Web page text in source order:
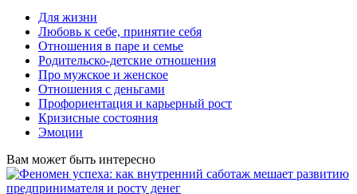
Для жизни
Любовь к себе, принятие себя
Отношения в паре и семье
Родительско-детские отношения
Про мужское и женское
Отношения с деньгами
Профориентация и карьерный рост
Кризисные состояния
Эмоции
Вам может быть интересно